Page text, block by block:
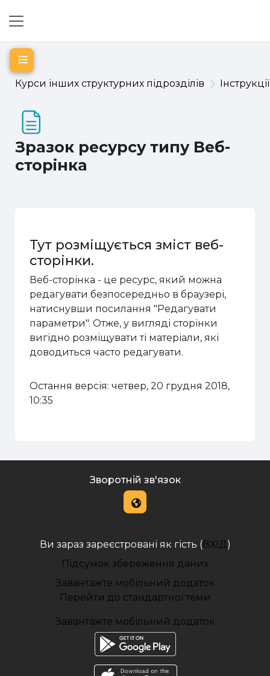
Курси інших структурних підрозділів
Зразок ресурсу типу Веб-
сторінка
Відкритий покажчик курсу
Тут розміщується зміст веб-
сторінки.
Веб-сторінка - це ресурс, який можна
редагувати безпосередньо в браузері,
натиснувши посилання "Редагувати
параметри". Отже, у вигляді сторінки
вигідно розміщувати ті матеріали, які
доводиться часто редагувати.
Остання версія: четвер, 20 грудня 2018,
10:35
Зворотній зв'язок
Ви зараз зареєстровані як гість (ВХІД )
Підсумок збереження даних
Завантажте мобільний додаток
Перейти до стандартної теми
Завантажте мобільний додаток